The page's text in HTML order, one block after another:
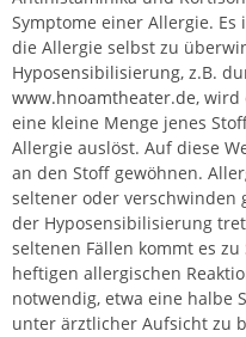
Symptome einer Allergie.
die Allergie selbst zu
Hyposensibilisierung, z.B.
www.hnoamtheater.de, wird
eine kleine Menge jenes
Allergie auslöst. Auf diese
an den Stoff gewöhnen.
seltener oder verschwinden
der Hyposensibilisierung
seltenen Fällen kommt es
heftigen allergischen
notwendig, etwa eine halbe
unter ärztlicher Aufsicht zu